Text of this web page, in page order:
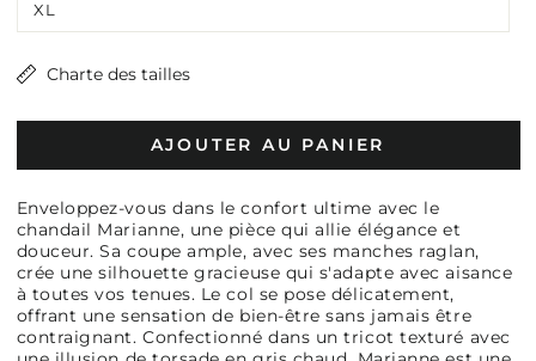
XL
Charte des tailles
AJOUTER AU PANIER
Enveloppez-vous dans le confort ultime avec le
chandail Marianne, une pièce qui allie élégance et
douceur. Sa coupe ample, avec ses manches raglan,
crée une silhouette gracieuse qui s'adapte avec aisance
à toutes vos tenues. Le col se pose délicatement,
offrant une sensation de bien-être sans jamais être
contraignant. Confectionné dans un tricot texturé avec